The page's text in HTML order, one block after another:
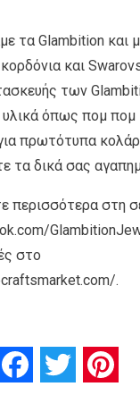
τα Glambition και
και
των
υλικά όπως πομ πομ
πρωτότυπα
τα δικά σας
περισσότερα στη
στο
.
FacebookTwitter